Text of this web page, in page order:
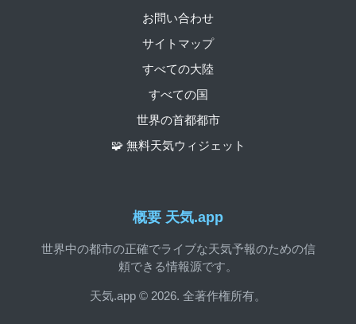
概要 天気.app
世界中の都市の正確でライブな天気予報のための信
頼できる情報源です。
天気.app © 2026. 全著作権所有。
お問い合わせ
サイトマップ
すべての大陸
すべての国
世界の首都都市
🧩 無料天気ウィジェット